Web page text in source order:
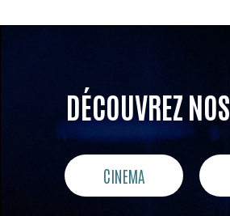
DÉCOUVREZ NOS
CINEMA